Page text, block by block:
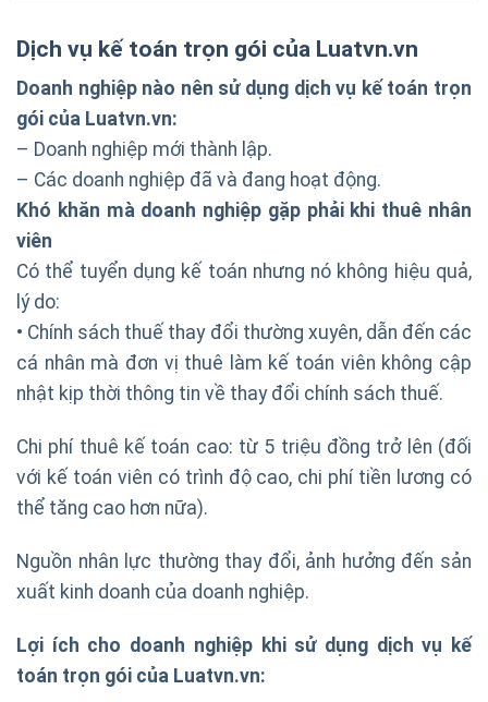
Dịch vụ kế toán trọn gói của Luatvn.vn
Doanh nghiệp nào nên sử dụng dịch vụ kế toán trọn
gói của Luatvn.vn:
– Doanh nghiệp mới thành lập.
– Các doanh nghiệp đã và đang hoạt động.
Khó khăn mà doanh nghiệp gặp phải khi thuê nhân
viên
Có thể tuyển dụng kế toán nhưng nó không hiệu quả,
lý do:
• Chính sách thuế thay đổi thường xuyên, dẫn đến các
cá nhân mà đơn vị thuê làm kế toán viên không cập
nhật kịp thời thông tin về thay đổi chính sách thuế.
Chi phí thuê kế toán cao: từ 5 triệu đồng trở lên (đối
với kế toán viên có trình độ cao, chi phí tiền lương có
thể tăng cao hơn nữa).
Nguồn nhân lực thường thay đổi, ảnh hưởng đến sản
xuất kinh doanh của doanh nghiệp.
Lợi ích cho doanh nghiệp khi sử dụng dịch vụ kế
toán trọn gói của Luatvn.vn: